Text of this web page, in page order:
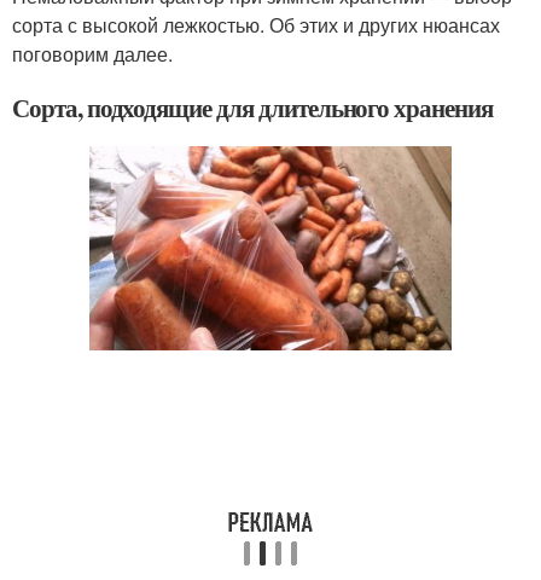
сорта с высокой лежкостью. Об этих и других нюансах
поговорим далее.
Сорта, подходящие для длительного хранения